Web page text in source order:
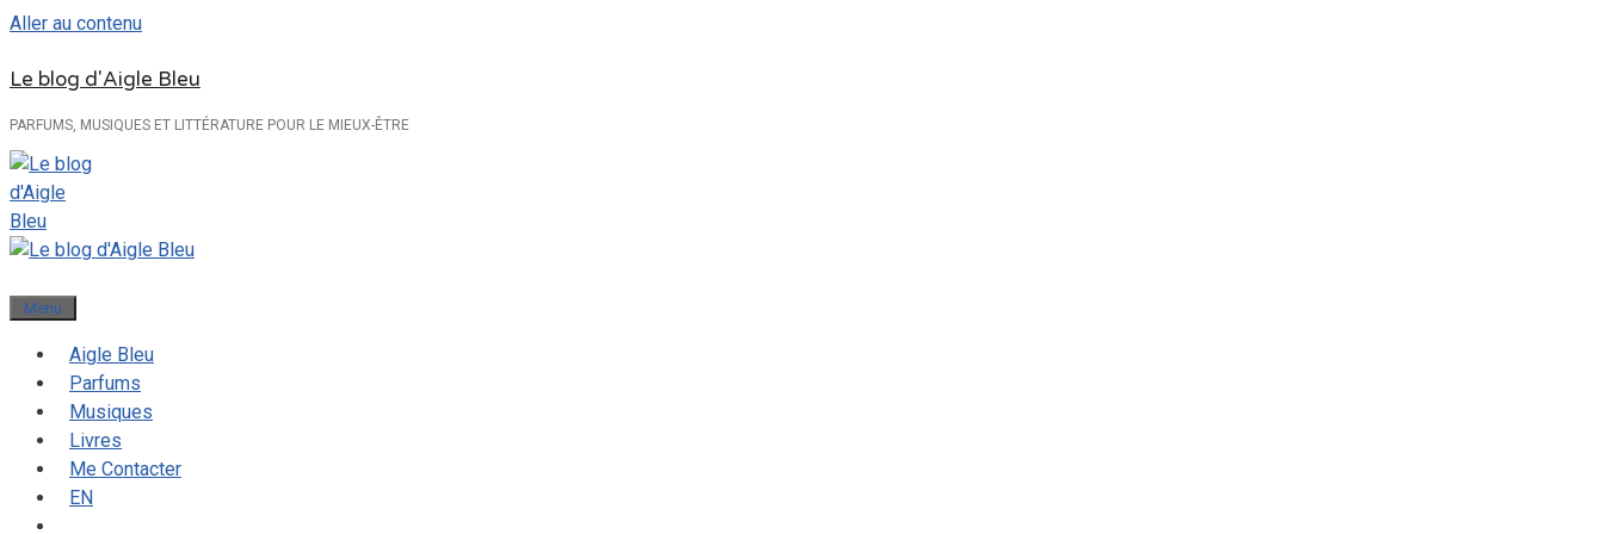
Aller au contenu
Le blog d'Aigle Bleu
PARFUMS, MUSIQUES ET LITTÉRATURE POUR LE MIEUX-ÊTRE
Menu
Aigle Bleu
Parfums
Musiques
Livres
Me Contacter
EN